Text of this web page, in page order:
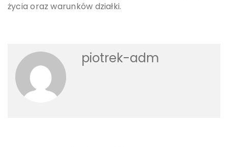
życia oraz warunków działki.
piotrek-adm